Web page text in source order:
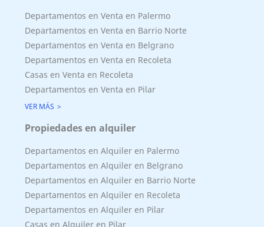
Departamentos en Venta en Palermo
Departamentos en Venta en Barrio Norte
Departamentos en Venta en Belgrano
Departamentos en Venta en Recoleta
Casas en Venta en Recoleta
Departamentos en Venta en Pilar
VER MÁS
Propiedades en alquiler
Departamentos en Alquiler en Palermo
Departamentos en Alquiler en Belgrano
Departamentos en Alquiler en Barrio Norte
Departamentos en Alquiler en Recoleta
Departamentos en Alquiler en Pilar
Casas en Alquiler en Pilar